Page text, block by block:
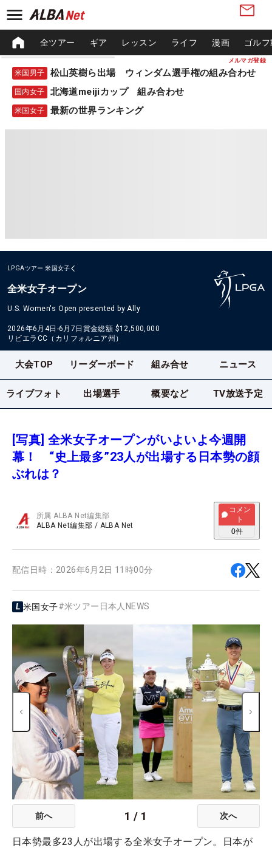
メルマガ登録
全ツアー ギア レッスン ライフ 漫画 ゴル
米国男子 松山英樹ら出場 ウィンダム選手権の組み合わせ
国内女子 北海道meijiカップ 組み合わせ
米国女子 最新の世界ランキング
LPGAツアー 米国女子
全米女子オープン
U.S. Women's Open presented by Ally
2026年6月4日-6月7日 賞金総額 $12,500,000
リビエラCC（カリフォルニア州）
大会TOP リーダーボード 組み合せ ニュース
ライブフォト 出場選手 概要など TV放送予定
[写真] 全米女子オープンがいよいよ今週開
幕！ “史上最多”23人が出場する日本勢の顔
ぶれは？
所属ALBA Net編集部
ALBA Net編集部 / ALBA Net
コメン
ト
0件
配信日時： 2026年6月2日 11時00分
米国女子#米ツアー日本人NEWS
前へ 1 / 1 次へ
日本勢最多23人が出場する全米女子オープン。日本が